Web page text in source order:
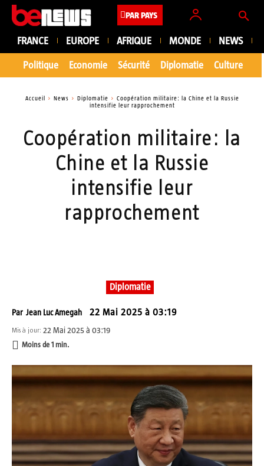
PAR PAYS
FRANCE EUROPE AFRIQUE MONDE NEWS
Politique Economie Sécurité Diplomatie Culture
Accueil News Diplomatie
Coopération militaire: la Chine et la Russie
intensifie leur rapprochement
Coopération militaire: la
Chine et la Russie
intensifie leur
rapprochement
Diplomatie
Par Jean Luc Amegah 22 Mai 2025 à 03:19
Mis à jour: 22 Mai 2025 à 03:19
Moins de 1 min.